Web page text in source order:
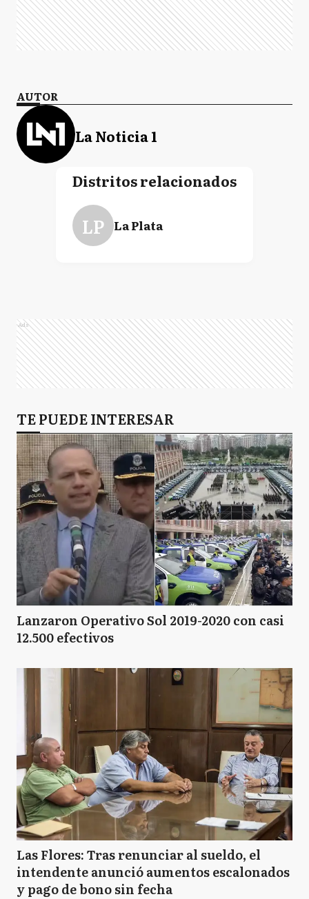
AUTOR
La Noticia 1
Distritos relacionados
LP La Plata
Ads
TE PUEDE INTERESAR
Lanzaron Operativo Sol 2019-2020 con casi
12.500 efectivos
Las Flores: Tras renunciar al sueldo, el
intendente anunció aumentos escalonados
y pago de bono sin fecha